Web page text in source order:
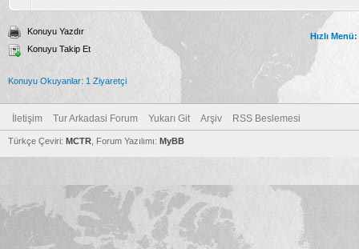
Konuyu Yazdır
Konuyu Takip Et
Hızlı Menü:
Konuyu Okuyanlar: 1 Ziyaretçi
İletişim Tur Arkadasi Forum Yukarı Git Arşiv RSS Beslemesi
Türkçe Çeviri: MCTR , Forum Yazılımı: MyBB